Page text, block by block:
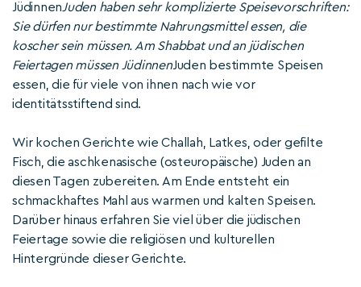
Jüdinnen Juden haben sehr komplizierte Speisevorschriften:
Sie dürfen nur bestimmte Nahrungsmittel essen, die
koscher sein müssen. Am Shabbat und an jüdischen
Feiertagen müssen JüdinnenJuden bestimmte Speisen
essen, die für viele von ihnen nach wie vor
identitätsstiftend sind.
Wir kochen Gerichte wie Challah, Latkes, oder gefilte
Fisch, die aschkenasische (osteuropäische) Juden an
diesen Tagen zubereiten. Am Ende entsteht ein
schmackhaftes Mahl aus warmen und kalten Speisen.
Darüber hinaus erfahren Sie viel über die jüdischen
Feiertage sowie die religiösen und kulturellen
Hintergründe dieser Gerichte.